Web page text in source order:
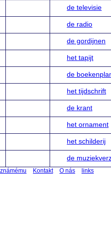
de televisie
de radio
de gordijnen
het tapijt
de
het tijdschrift
de krant
het ornament
het schilderij
de
Kontakt O nás links